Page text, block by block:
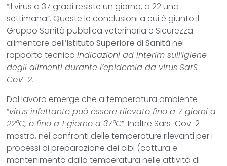
“Il virus a 37 gradi resiste un giorno, a 22 una
settimana”. Queste le conclusioni a cui è giunto il
Gruppo Sanità pubblica veterinaria e Sicurezza
alimentare dell’Istituto Superiore di Sanitànel
rapporto tecnicoIndicazioni ad interim sull’igiene
degli alimenti durante l’epidemia da virus SarS-
CoV-2.
Dal lavoro emerge che a temperatura ambiente
“virus infettante può essere rilevato fino a 7 giorni a
22°C, o fino a 1 giorno a 37°C”. Inoltre Sars-Cov-2
mostra, nei confronti delle temperature rilevanti per i
processi di preparazione dei cibi (cottura e
mantenimento dalla temperatura nelle attività di